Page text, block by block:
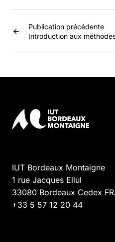
Publication précédente
Introduction aux
IUT Bordeaux Montaigne
1 rue Jacques Ellul
33080 Bordeaux Cedex
+33 5 57 12 20 44